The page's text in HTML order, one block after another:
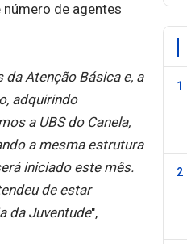
de agentes
Atenção Básica e, a
adquirindo
a UBS do Canela,
a mesma estrutura
iniciado este mês.
de estar
da Juventude",